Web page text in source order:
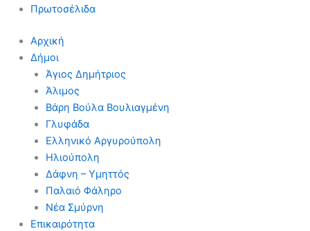
Πρωτοσέλιδα
Αρχική
Δήμοι
Άγιος Δημήτριος
Άλιμος
Βάρη Βούλα Βουλιαγμένη
Γλυφάδα
Ελληνικό Αργυρούπολη
Ηλιούπολη
Δάφνη – Υμηττός
Παλαιό Φάληρο
Νέα Σμύρνη
Επικαιρότητα